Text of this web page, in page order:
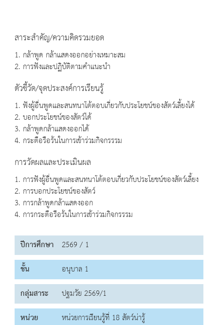
สาระสำคัญ/ความคิดรวมยอด
1. กล้าพูด กล้าแสดงออกอย่างเหมาะสม
2. การฟังและปฏิบัติตามคำแนะนำ
ตัวชี้วัด/จุดประสงค์การเรียนรู้
1. ฟังผู้อื่นพูดและสนทนาโต้ตอบเกี่ยวกับประโยชน์ของสัตว์เลี้ยงได้
2. บอกประโยชน์ของสัตว์ได้
3. กล้าพูดกล้าแสดงออกได้
4. กระตือรือร้นในการเข้าร่วมกิจกรรรม
การวัดผลและประเมินผล
1. การฟังผู้อื่นพูดและสนทนาโต้ตอบเกี่ยวกับประโยชน์ของสัตว์เลี้ยง
2. การบอกประโยชน์ของสัตว์
3. การกล้าพูดกล้าแสดงออก
4. การกระตือรือร้นในการเข้าร่วมกิจกรรรม
ปีการศึกษา 2569 / 1
ชั้น
อนุบาล 1
กลุ่มสาระ
ปฐมวัย 2569/1
หน่วย
หน่วยการเรียนรู้ที่ 18 สัตว์น่ารู้